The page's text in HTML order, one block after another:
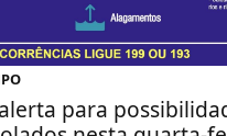
para